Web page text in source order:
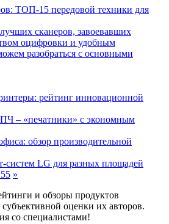
ТОП-15 передовой техники для
сканеров, завоевавших
оцифровки и удобным
разобраться с основными
рейтинг инновационной
– «печатники» с экономным
обзор производительной
систем LG для разных площадей
»
и обзоры продуктов
субъективной оценки их авторов.
со специалистами!